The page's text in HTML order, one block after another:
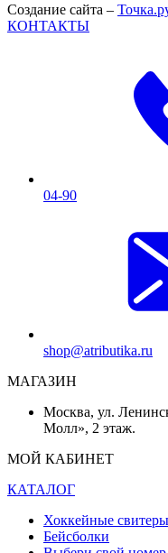
Создание сайта –
КОНТАКТЫ
04-90
shop@atributika.ru
МАГАЗИН
Москва, ул.
Молл», 2 этаж.
МОЙ КАБИНЕТ
КАТАЛОГ
Хоккейные свитеры
Бейсболки